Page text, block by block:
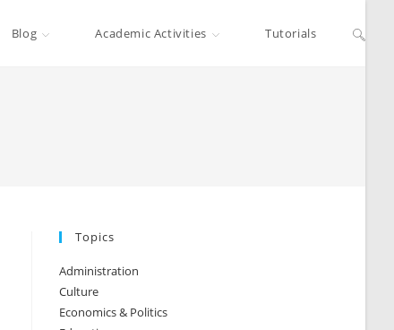
Blog Academic Activities Tutorials
Topics
Administration
Culture
Economics & Politics